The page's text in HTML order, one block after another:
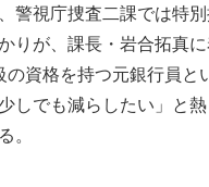
警視庁捜査二課では特別
りが、課長・岩合拓真
の資格を持つ元銀行員と
しでも減らしたい」と熱
。